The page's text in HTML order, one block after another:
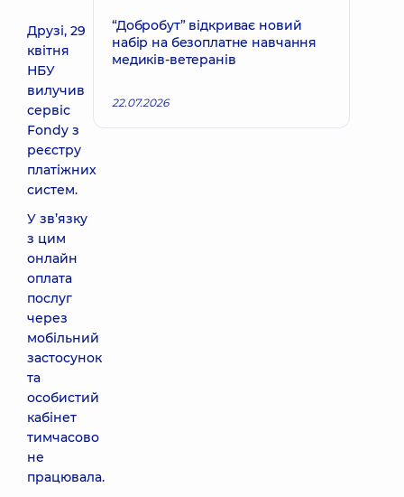
Друзі, 29
квітня
НБУ
вилучив
сервіс
Fondy з
реєстру
платіжних
систем.
У звʼязку
з цим
онлайн
оплата
послуг
через
мобільний
застосунок
та
особистий
кабінет
тимчасово
не
працювала.
“Добробут” відкриває новий
набір на безоплатне навчання
медиків-ветеранів
22.07.2026